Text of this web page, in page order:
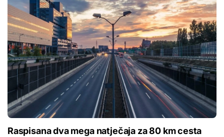
Raspisana dva mega natječaja za 80 km cesta